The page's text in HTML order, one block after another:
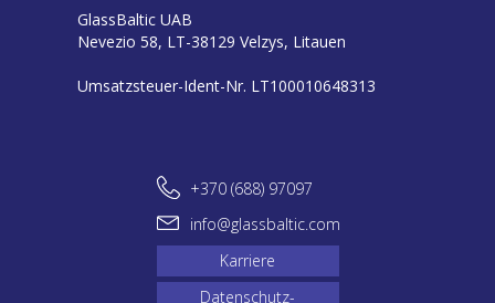
GlassBaltic UAB
Nevezio 58, LT-38129 Velzys, Litauen
Umsatzsteuer-Ident-Nr. LT100010648313
+370 (688) 97097
info@glassbaltic.com
Karriere
Datenschutz-